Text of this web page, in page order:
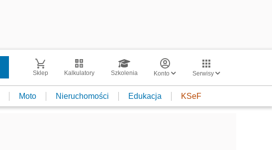
Sklep Kalkulatory Szkolenia Konto Serwisy
Moto Nieruchomości Edukacja KSeF